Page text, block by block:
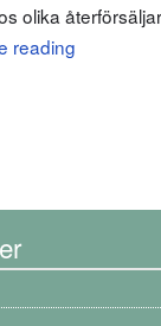
olika
reading